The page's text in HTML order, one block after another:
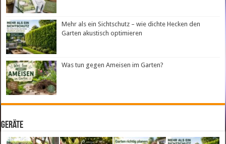
Mehr als ein Sichtschutz – wie dichte Hecken den
Garten akustisch optimieren
Was tun gegen Ameisen im Garten?
Geräte